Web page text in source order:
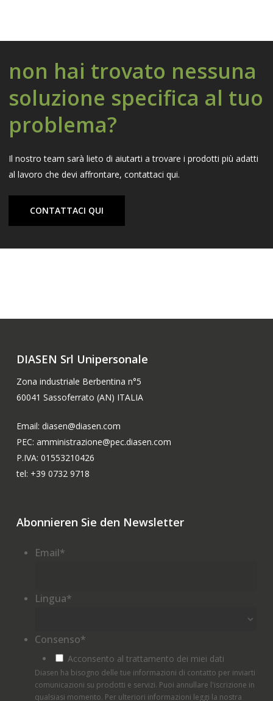
non hai trovato nessuna
soluzione specifica al tuo
problema?
Il nostro team sarà lieto di aiutarti a trovare i prodotti più adatti
al lavoro che devi affrontare, contattaci qui.
CONTATTACI QUI
DIASEN Srl Unipersonale
Zona industriale Berbentina n°5
60041 Sassoferrato (AN) ITALIA
Email: diasen@diasen.com
PEC: amministrazione@pec.diasen.com
P.IVA: 01553210426
tel: +39 0732 9718
Abonnieren Sie den Newsletter
Email*
Lingua*
Consenso*
Acconsento al trattamento dei miei dati
Diasen ha bisogno delle tue informazioni di contatto per inviarti
comunicazioni su prodotti e servizi. Puoi annullare l'iscrizione in
qualsiasi momento. Per ulteriori informazioni leggi la nostra